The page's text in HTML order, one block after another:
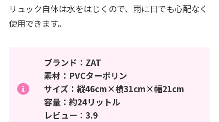
リュック自体は水をはじくので、雨に日でも心配なく
使用できます。
ブランド：ZAT
素材：PVCターポリン
サイズ：縦46cm×横31cm×幅21cm
容量：約24リットル
レビュー：3.9